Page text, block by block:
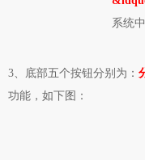
系统
3、底部五个按钮分别为：
功能，如下图：